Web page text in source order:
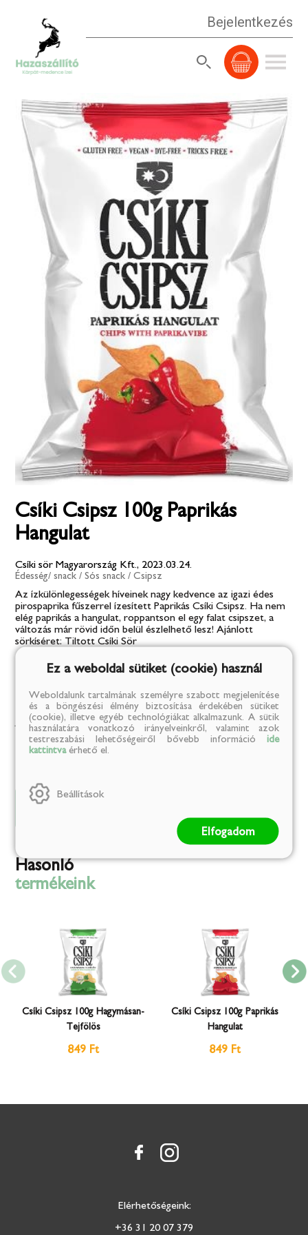
Bejelentkezés
Csíki Csipsz 100g Paprikás
Hangulat
Csíki sör Magyarország Kft., 2023.03.24.
Édesség/ snack / Sós snack / Csipsz
Az ízkülönlegességek híveinek nagy kedvence az igazi édes
pirospaprika fűszerrel ízesített Paprikás Csíki Csipsz. Ha nem
elég paprikás a hangulat, roppantson el egy falat csipszet, a
változás már rövid időn belül észlelhető lesz! Ajánlott
sörkíséret: Tiltott Csíki Sör
849 Ft
Jelenleg nem rendelhető
Adatok
Hasonló
termékeink
Csíki Csipsz 100g Hagymásan-
Tejfölös
849 Ft
Csíki Csipsz 100g Paprikás
Hangulat
849 Ft
Elérhetőségeink:
+36 31 20 07 379
Ez a weboldal sütiket (cookie) használ
Weboldalunk tartalmának személyre szabott megjelenítése
és a böngészési élmény biztosítása érdekében sütiket
(cookie), illetve egyéb technológiákat alkalmazunk. A sütik
használatára vonatkozó irányelveinkről, valamint azok
testreszabási lehetőségeiről bővebb információ ide
kattintvaérhető el.
Beállítások
Elfogadom